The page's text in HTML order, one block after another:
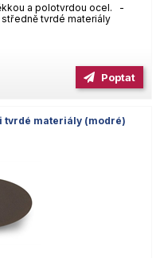
a polotvrdou ocel. -
tvrdé materiály
Poptat
tvrdé materiály (modré)